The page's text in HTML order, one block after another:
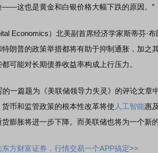
——这也是黄金和白银价格大幅下跌的原因。”
）北美副首席经济学家斯蒂芬·布
特朗普的政策举措都将有助于抑制通胀，加之
可能对长期债券收益率构成上行压力。
篇题为《美联储领导力失灵》的评论文章
币和监管政策的根本性改革将使 人工智能惠
膨胀将进一步下降。而美联储也将为一个新
方财富证券，行情交易一个APP搞定>>
｜东方财富证券陈果：A股再平衡的
债券知识